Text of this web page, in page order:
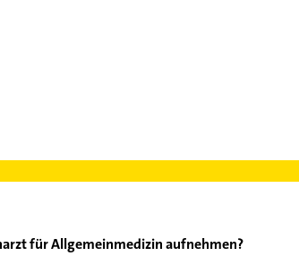
für Allgemeinmedizin aufnehmen?